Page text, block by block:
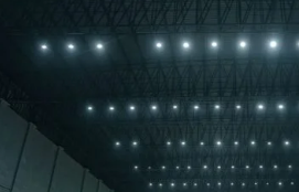
ιστορική
μνήμη
του
ζωντανεύει
με
υπαίθρια
έκθεση
φωτογραφίας